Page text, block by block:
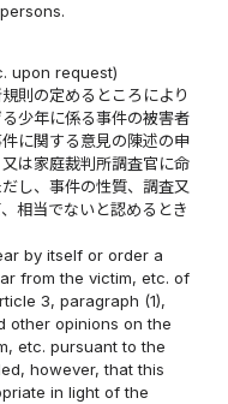
upon request)
則の定めるところにより
少年に係る事件の被害者
に関する意見の陳述の申
は家庭裁判所調査官に命
し、事件の性質、調査又
相当でないと認めるとき
by itself or order a
from the victim, etc. of
3, paragraph (1),
other opinions on the
etc. pursuant to the
however, that this
in light of the